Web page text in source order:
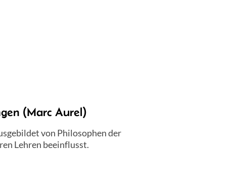
(Marc Aurel)
von Philosophen der
Lehren beeinflusst.